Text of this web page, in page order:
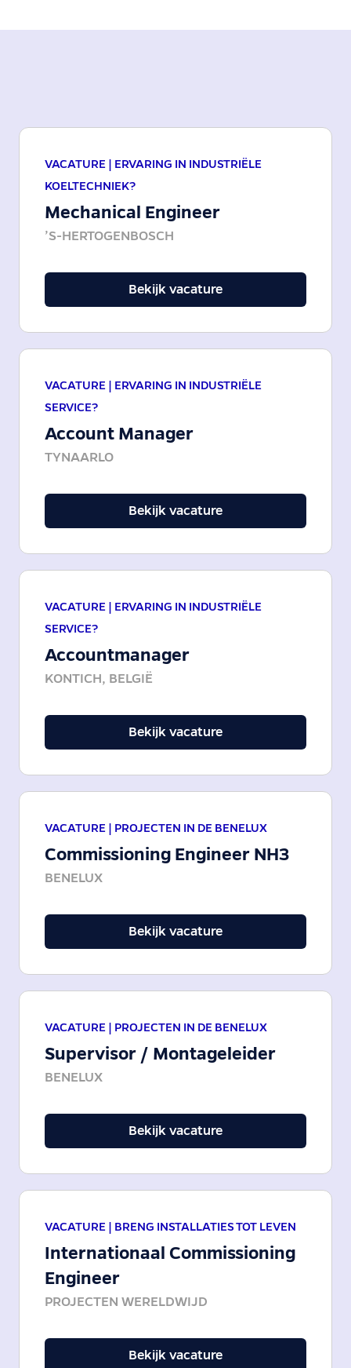
VACATURE | ERVARING IN INDUSTRIËLE
KOELTECHNIEK?
Mechanical Engineer
’S-HERTOGENBOSCH
Bekijk vacature
VACATURE | ERVARING IN INDUSTRIËLE
SERVICE?
Account Manager
TYNAARLO
Bekijk vacature
VACATURE | ERVARING IN INDUSTRIËLE
SERVICE?
Accountmanager
KONTICH, BELGIË
Bekijk vacature
VACATURE | PROJECTEN IN DE BENELUX
Commissioning Engineer NH3
BENELUX
Bekijk vacature
VACATURE | PROJECTEN IN DE BENELUX
Supervisor / Montageleider
BENELUX
Bekijk vacature
VACATURE | BRENG INSTALLATIES TOT LEVEN
Internationaal Commissioning
Engineer
PROJECTEN WERELDWIJD
Bekijk vacature